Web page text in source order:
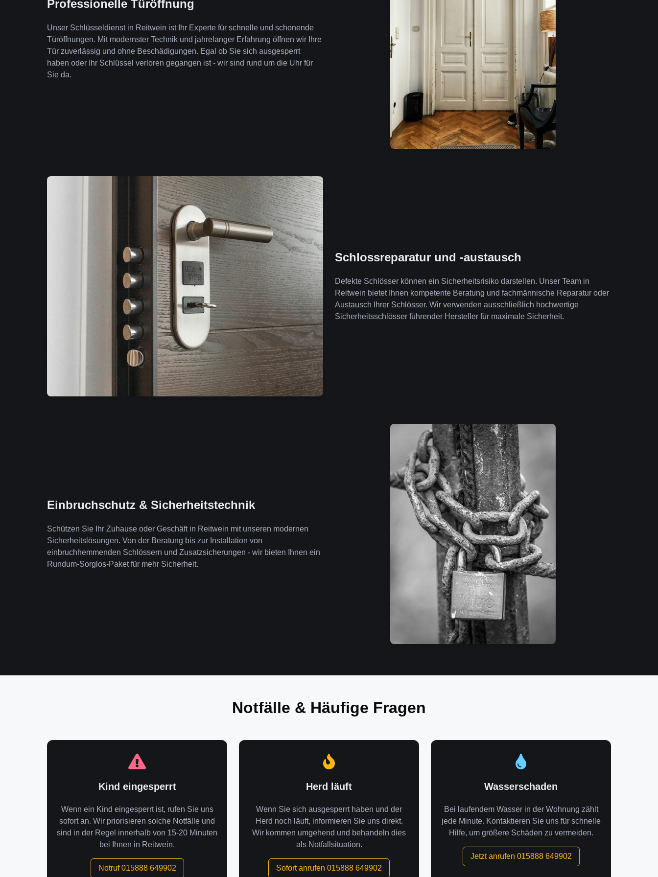
Professionelle Türöffnung
Unser Schlüsseldienst in Reitwein ist Ihr Experte für schnelle und schonende
Türöffnungen. Mit modernster Technik und jahrelanger Erfahrung öffnen wir Ihre
Tür zuverlässig und ohne Beschädigungen. Egal ob Sie sich ausgesperrt
haben oder Ihr Schlüssel verloren gegangen ist - wir sind rund um die Uhr für
Sie da.
Schlossreparatur und -austausch
Defekte Schlösser können ein Sicherheitsrisiko darstellen. Unser Team in
Reitwein bietet Ihnen kompetente Beratung und fachmännische Reparatur oder
Austausch Ihrer Schlösser. Wir verwenden ausschließlich hochwertige
Sicherheitsschlösser führender Hersteller für maximale Sicherheit.
Einbruchschutz & Sicherheitstechnik
Schützen Sie Ihr Zuhause oder Geschäft in Reitwein mit unseren modernen
Sicherheitslösungen. Von der Beratung bis zur Installation von
einbruchhemmenden Schlössern und Zusatzsicherungen - wir bieten Ihnen ein
Rundum-Sorglos-Paket für mehr Sicherheit.
Notfälle & Häufige Fragen
Kind eingesperrt
Wenn ein Kind eingesperrt ist, rufen Sie uns
sofort an. Wir priorisieren solche Notfälle und
sind in der Regel innerhalb von 15-20 Minuten
bei Ihnen in Reitwein.
Notruf 015888 649902
Herd läuft
Wenn Sie sich ausgesperrt haben und der
Herd noch läuft, informieren Sie uns direkt.
Wir kommen umgehend und behandeln dies
als Notfallsituation.
Sofort anrufen 015888 649902
Wasserschaden
Bei laufendem Wasser in der Wohnung zählt
jede Minute. Kontaktieren Sie uns für schnelle
Hilfe, um größere Schäden zu vermeiden.
Jetzt anrufen 015888 649902